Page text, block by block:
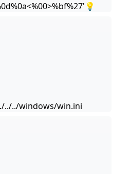
../../windows/win.ini